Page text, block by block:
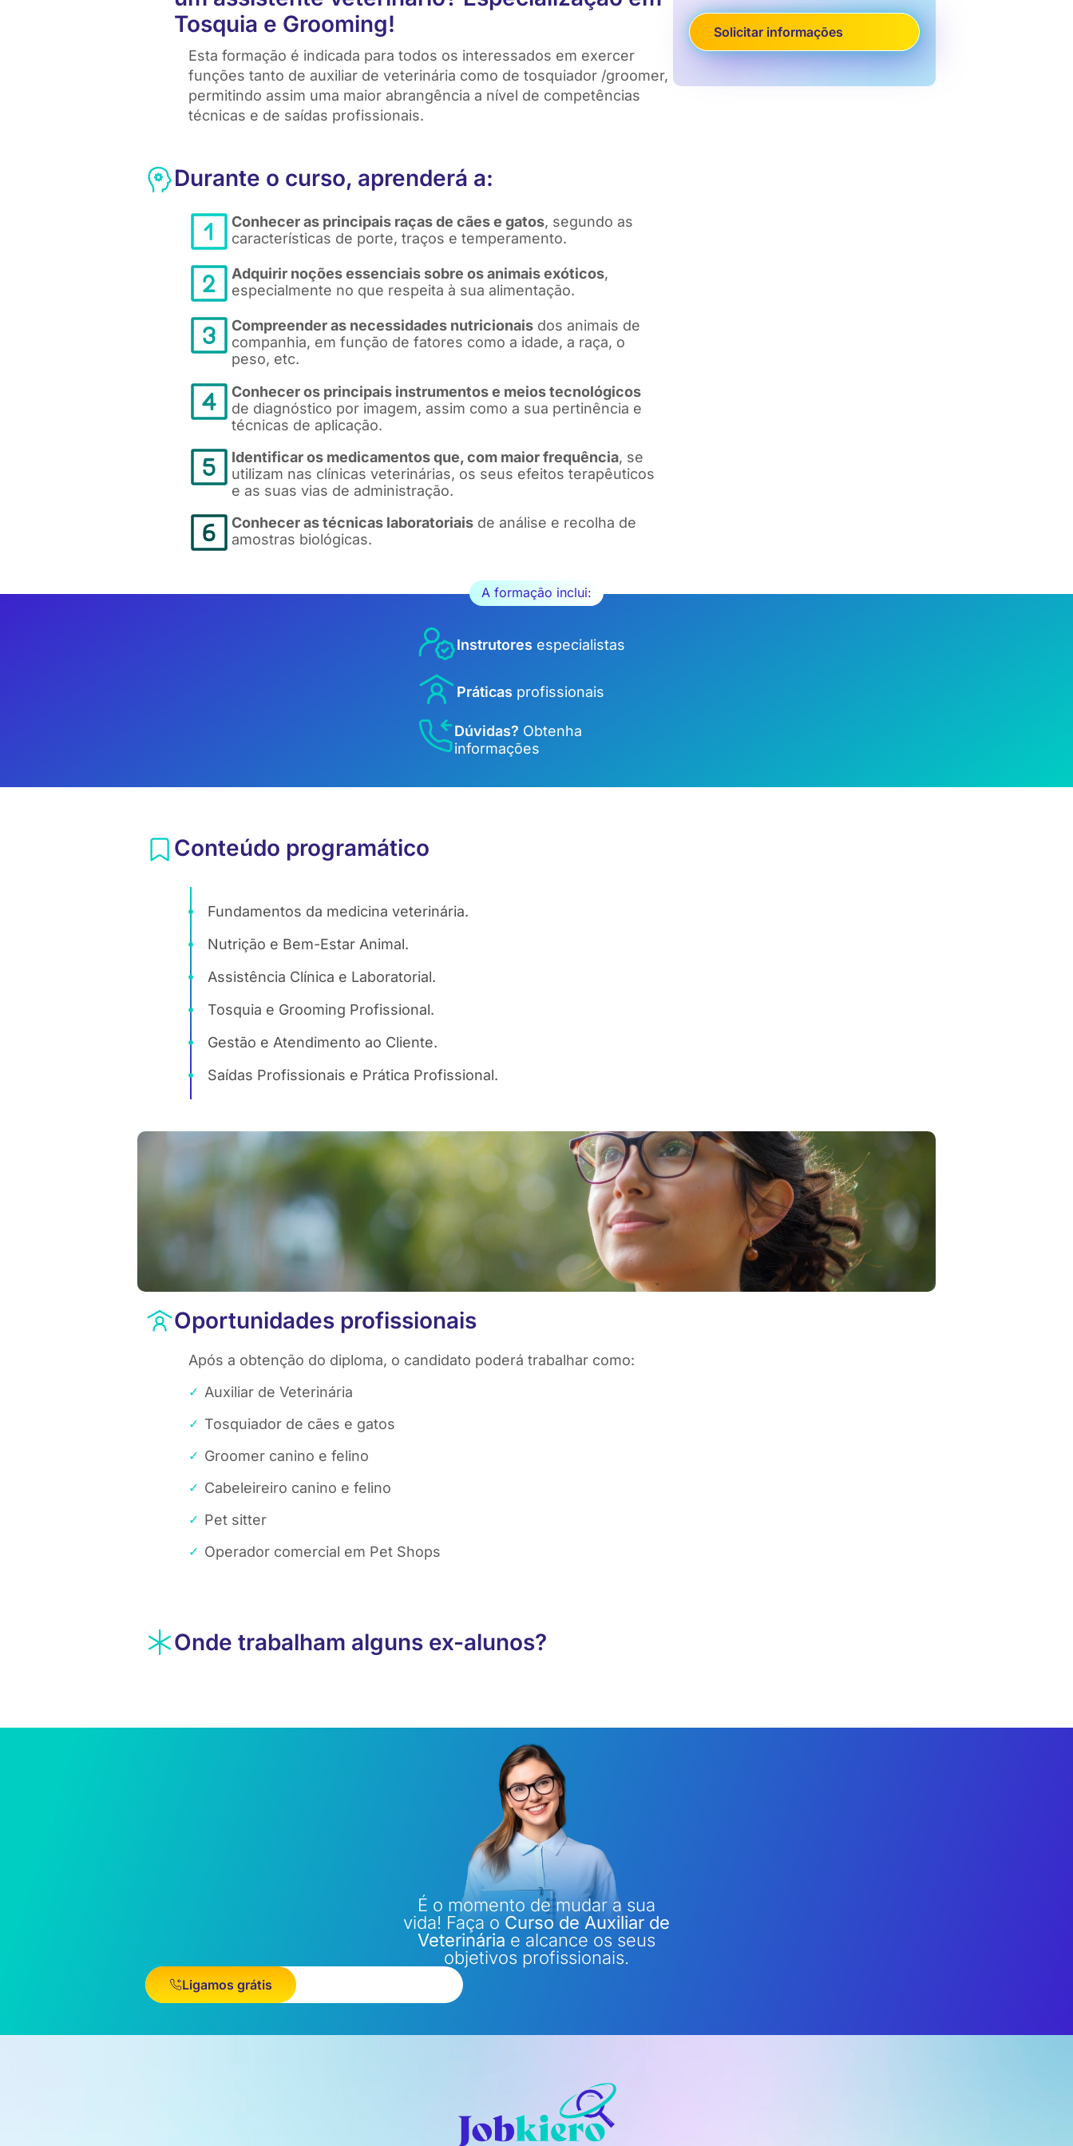
Tosquia e Grooming!
Esta formação é indicada para todos os interessados em exercer
funções tanto de auxiliar de veterinária como de tosquiador /groomer,
permitindo assim uma maior abrangência a nível de competências
técnicas e de saídas profissionais.
Durante o curso, aprenderá a:
Conhecer as principais raças de cães e gatos, segundo as
características de porte, traços e temperamento.
Adquirir noções essenciais sobre os animais exóticos,
especialmente no que respeita à sua alimentação.
Compreender as necessidades nutricionais dos animais de
companhia, em função de fatores como a idade, a raça, o
peso, etc.
Conhecer os principais instrumentos e meios tecnológicos
de diagnóstico por imagem, assim como a sua pertinência e
técnicas de aplicação.
Identificar os medicamentos que, com maior frequência, se
utilizam nas clínicas veterinárias, os seus efeitos terapêuticos
e as suas vias de administração.
Conhecer as técnicas laboratoriais de análise e recolha de
amostras biológicas.
A formação inclui:
Instrutores especialistas
Práticas profissionais
Dúvidas? Obtenha
informações
Conteúdo programático
Fundamentos da medicina veterinária.
Nutrição e Bem-Estar Animal.
Assistência Clínica e Laboratorial.
Tosquia e Grooming Profissional.
Gestão e Atendimento ao Cliente.
Saídas Profissionais e Prática Profissional.
Oportunidades profissionais
Após a obtenção do diploma, o candidato poderá trabalhar como:
Auxiliar de Veterinária
Tosquiador de cães e gatos
Groomer canino e felino
Cabeleireiro canino e felino
Pet sitter
Operador comercial em Pet Shops
Onde trabalham alguns ex-alunos?
É o momento de mudar a sua
vida! Faça o Curso de Auxiliar de
Veterinária e alcance os seus
objetivos profissionais.
Ligamos grátis